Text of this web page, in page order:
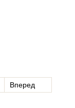
Вперед